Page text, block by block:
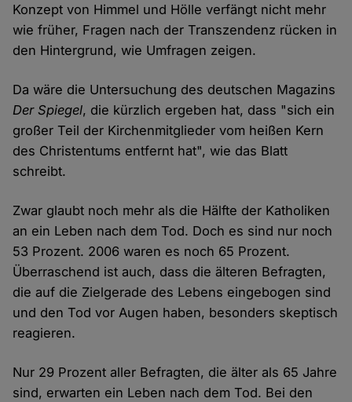
Konzept von Himmel und Hölle verfängt nicht mehr
wie früher, Fragen nach der Transzendenz rücken in
den Hintergrund, wie Umfragen zeigen.
Da wäre die Untersuchung des deutschen Magazins
Der Spiegel, die kürzlich ergeben hat, dass "sich ein
großer Teil der Kirchenmitglieder vom heißen Kern
des Christentums entfernt hat", wie das Blatt
schreibt.
Zwar glaubt noch mehr als die Hälfte der Katholiken
an ein Leben nach dem Tod. Doch es sind nur noch
53 Prozent. 2006 waren es noch 65 Prozent.
Überraschend ist auch, dass die älteren Befragten,
die auf die Zielgerade des Lebens eingebogen sind
und den Tod vor Augen haben, besonders skeptisch
reagieren.
Nur 29 Prozent aller Befragten, die älter als 65 Jahre
sind, erwarten ein Leben nach dem Tod. Bei den